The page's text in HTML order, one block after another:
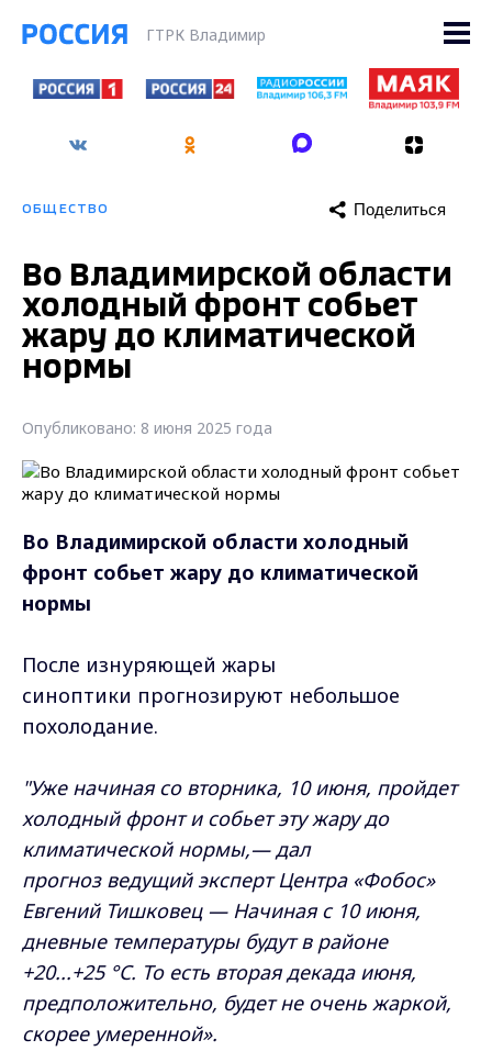
ГТРК Владимир
ОБЩЕСТВО Поделиться
Во Владимирской области
холодный фронт собьет
жару до климатической
нормы
Опубликовано: 8 июня 2025 года
Во Владимирской области холодный
фронт собьет жару до климатической
нормы
После изнуряющей жары
синоптики прогнозируют небольшое
похолодание.
"Уже начиная со вторника, 10 июня, пройдет
холодный фронт и собьет эту жару до
климатической нормы,— дал
прогноз ведущий эксперт Центра «Фобос»
Евгений Тишковец — Начиная с 10 июня,
дневные температуры будут в районе
+20...+25 °C. То есть вторая декада июня,
предположительно, будет не очень жаркой,
скорее умеренной».